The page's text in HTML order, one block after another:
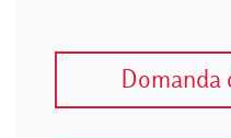
Domanda